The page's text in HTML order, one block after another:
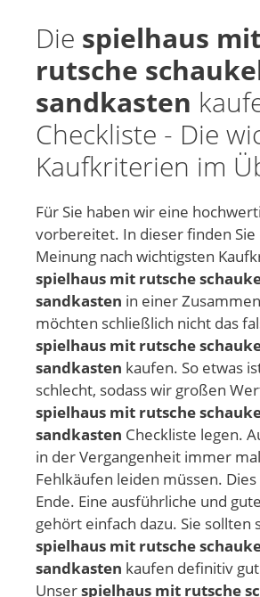
Die spielhaus mit
rutsche
sandkasten
Checkliste - Die
Kaufkriterien im
Für Sie haben wir eine
vorbereitet. In dieser finden
Meinung nach wichtigsten
spielhaus mit rutsche
sandkasten in einer
möchten schließlich nicht das
spielhaus mit rutsche
sandkasten kaufen. So etwas
schlecht, sodass wir großen
spielhaus mit rutsche
sandkasten Checkliste legen.
in der Vergangenheit immer
Fehlkäufen leiden müssen.
Ende. Eine ausführliche und
gehört einfach dazu. Sie sollten
spielhaus mit rutsche
sandkasten kaufen definitiv
Unserspielhaus mit rutsche